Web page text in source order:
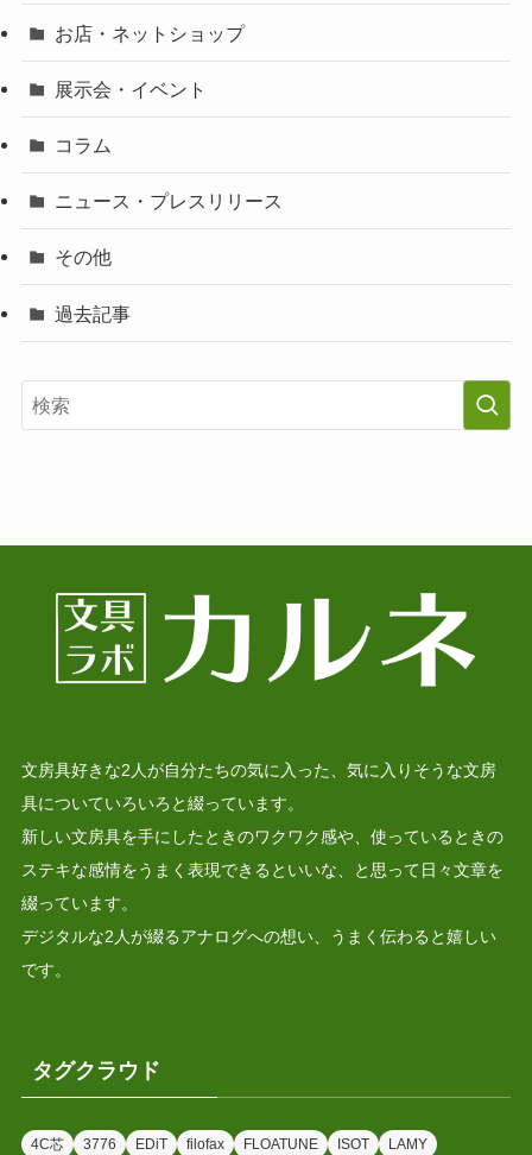
お店・ネットショップ
展示会・イベント
コラム
ニュース・プレスリリース
その他
過去記事
文房具好きな2人が自分たちの気に入った、気に入りそうな文房
具についていろいろと綴っています。
新しい文房具を手にしたときのワクワク感や、使っているときの
ステキな感情をうまく表現できるといいな、と思って日々文章を
綴っています。
デジタルな2人が綴るアナログへの想い、うまく伝わると嬉しい
です。
タグクラウド
4C芯 3776 EDiT filofax FLOATUNE ISOT LAMY